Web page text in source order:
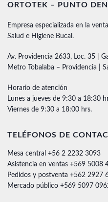
ORTOTEK – PUNTO
Empresa especializada en la
Salud e Higiene Bucal.
Av. Providencia 2633, Loc. 35 |
Metro Tobalaba – Providencia |
Horario de atención
Lunes a jueves de 9:30 a 18:30
Viernes de 9:30 a 18:00 hrs.
TELÉFONOS DE
Mesa central +56 2 2232 3093
Asistencia en ventas +569 5008
Pedidos y postventa +562 2927
Mercado público +569 5097